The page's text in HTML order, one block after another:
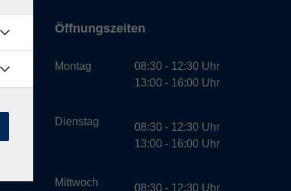
Öffnungszeiten
Montag
Dienstag
Mittwoch
08:30 - 12:30 Uhr
13:00 - 16:00 Uhr
08:30 - 12:30 Uhr
13:00 - 16:00 Uhr
08:30 - 12:30 Uhr